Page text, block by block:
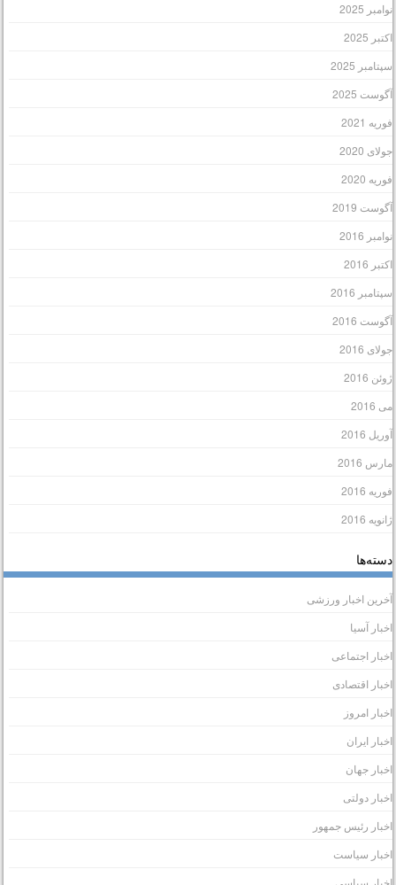
2025
2025
2025
2025
2021
2020
2020
2019
2016
2016
2016
2016
2016
2016
2016
2016
2016
2016
2016
اخبار ورزشی
آسیا
اجتماعی
اقتصادی
امروز
ایران
جهان
دولتی
رئیس جمهور
سیاست